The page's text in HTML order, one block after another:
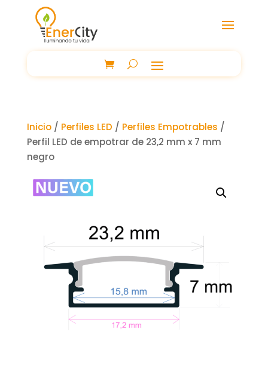
Inicio/ Perfiles LED / Perfiles Empotrables /
Perfil LED de empotrar de 23,2 mm x 7 mm
negro